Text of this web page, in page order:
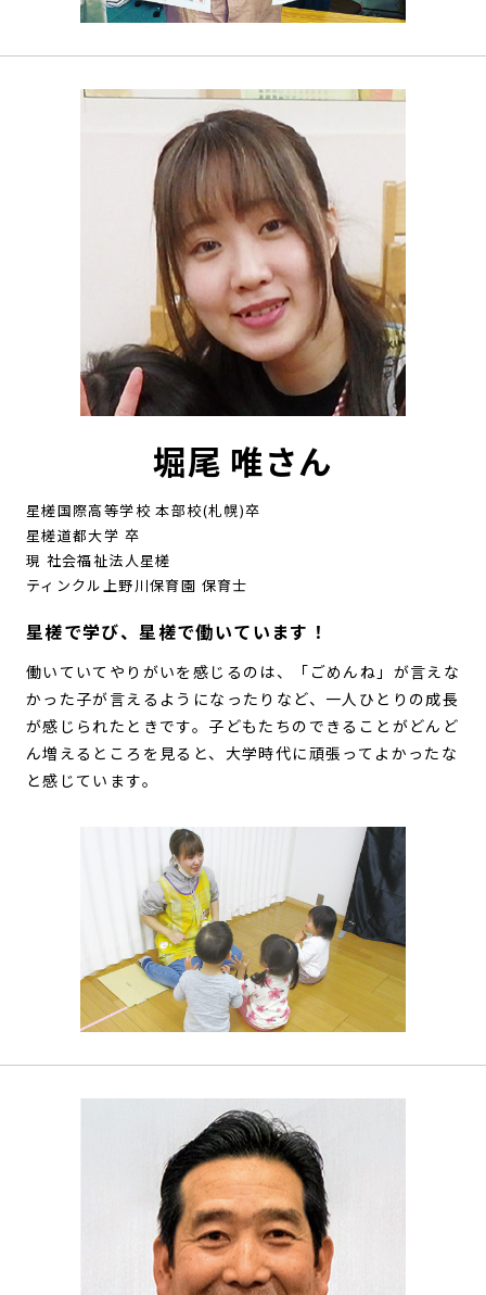
堀尾 唯さん
星槎国際高等学校 本部校(札幌)卒
星槎道都大学 卒
現 社会福祉法人星槎
ティンクル上野川保育園 保育士
星槎で学び、星槎で働いています！
働いていてやりがいを感じるのは、「ごめんね」が言えな
かった子が言えるようになったりなど、一人ひとりの成長
が感じられたときです。子どもたちのできることがどんど
ん増えるところを見ると、大学時代に頑張ってよかったな
と感じています。